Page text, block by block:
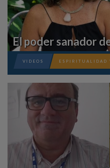
El poder sanador
ESPIRITUALIDAD
VIDEOS